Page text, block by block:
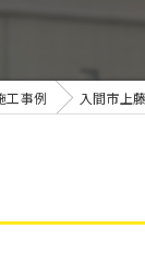
り
工事例 入間市上